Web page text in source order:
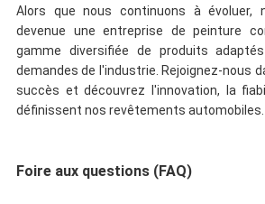
Alors que nous continuons à évoluer,
devenue une entreprise de peinture
gamme diversifiée de produits
demandes de l'industrie. Rejoignez-nous
succès et découvrez l'innovation, la
définissent nos revêtements automobiles.
Foire aux questions (FAQ)